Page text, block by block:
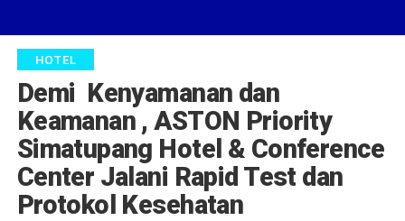
HOTEL
Demi Kenyamanan dan
Keamanan , ASTON Priority
Simatupang Hotel & Conference
Center Jalani Rapid Test dan
Protokol Kesehatan